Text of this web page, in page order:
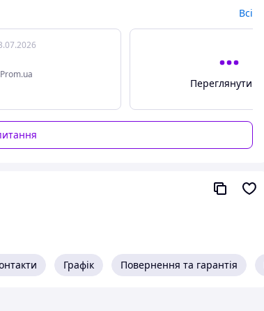
Всі
Переглянути всі
Графік Повернення та гарантія